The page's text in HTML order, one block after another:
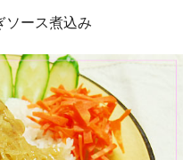
ソース煮込み